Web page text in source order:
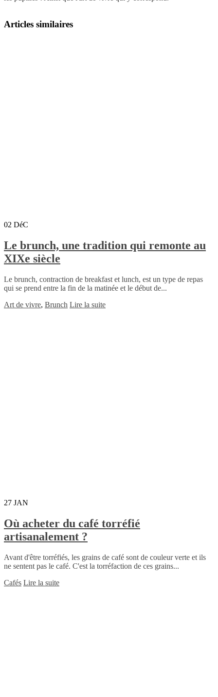
Articles similaires
02 DéC
Le brunch, une tradition qui remonte au
XIXe siècle
Le brunch, contraction de breakfast et lunch, est un type de repas
qui se prend entre la fin de la matinée et le début de...
Art de vivre, Brunch Lire la suite
27 JAN
Où acheter du café torréfié
artisanalement ?
Avant d'être torréfiés, les grains de café sont de couleur verte et ils
ne sentent pas le café. C'est la torréfaction de ces grains...
Cafés Lire la suite